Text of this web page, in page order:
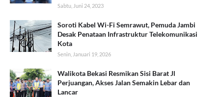
Sabtu, Juni 24, 2023
Soroti Kabel Wi-Fi Semrawut, Pemuda Jambi
Desak Penataan Infrastruktur Telekomunikasi
Kota
Senin, Januari 19, 2026
Walikota Bekasi Resmikan Sisi Barat Jl
Perjuangan, Akses Jalan Semakin Lebar dan
Lancar